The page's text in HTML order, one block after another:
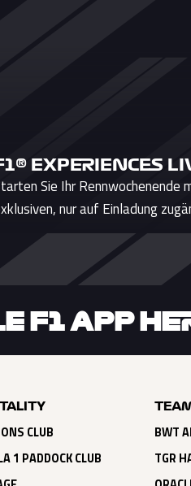
EXPERIENCES
Sie Ihr Rennwochenende
nur auf Einladung
F1 APP
CLUB
1 PADDOCK CLUB
BWT
TGR